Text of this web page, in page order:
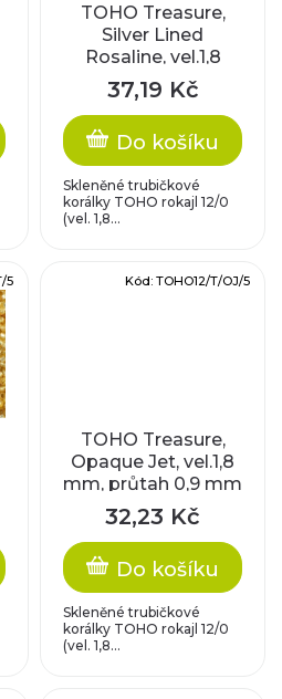
TOHO Treasure,
Silver Lined
Rosaline, vel.1,8
mm, průtah 0,9 mm
37,19 Kč
Do košíku
Skleněné trubičkové
korálky TOHO rokajl 12/0
(vel. 1,8...
5
TOHO Treasure,
Opaque Jet, vel.1,8
mm, průtah 0,9 mm
32,23 Kč
Do košíku
Skleněné trubičkové
korálky TOHO rokajl 12/0
(vel. 1,8...
Kód: TOHO12/T/OJ/5